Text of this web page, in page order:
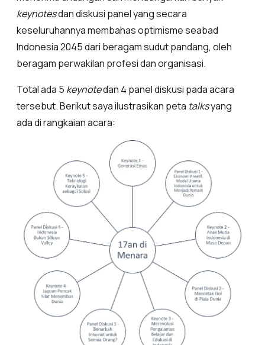
keynotesdan diskusi panel yang secara
keseluruhannya membahas optimisme seabad
Indonesia 2045 dari beragam sudut pandang, oleh
beragam perwakilan profesi dan organisasi.
Total ada 5 keynotedan 4 panel diskusi pada acara
tersebut. Berikut saya ilustrasikan peta talksyang
ada di rangkaian acara: